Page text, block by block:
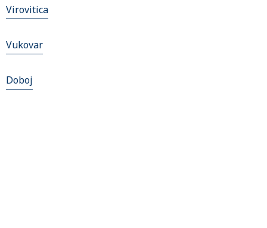
Virovitica
Vukovar
Doboj